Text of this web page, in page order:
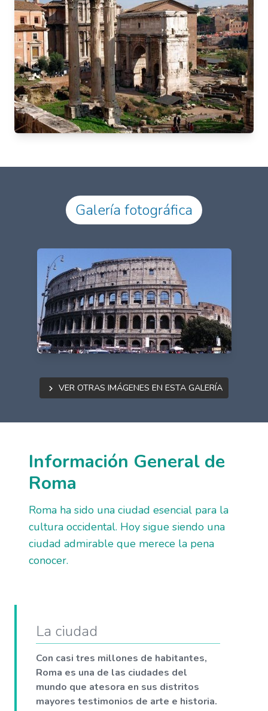
Galería fotográfica
Ver otras imágenes en esta galería
Información General de
Roma
Roma ha sido una ciudad esencial para la
cultura occidental. Hoy sigue siendo una
ciudad admirable que merece la pena
conocer.
La ciudad
Con casi tres millones de habitantes,
Roma es una de las ciudades del
mundo que atesora en sus distritos
mayores testimonios de arte e historia.